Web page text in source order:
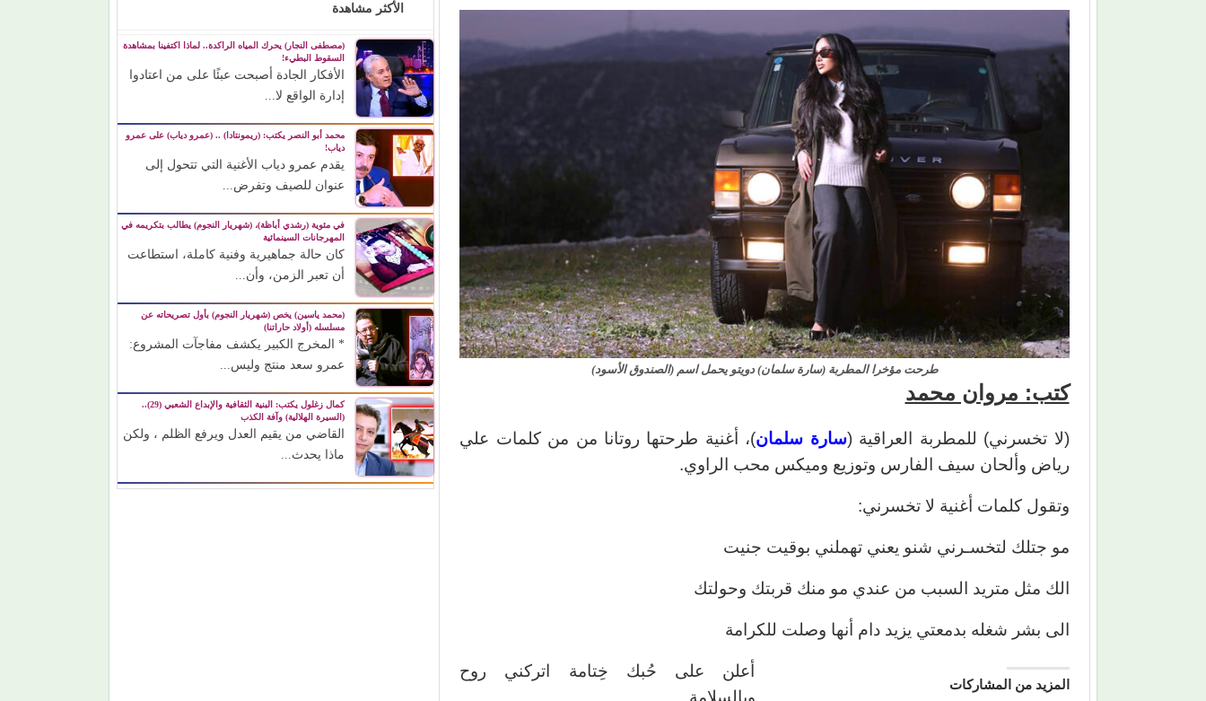
طرحت مؤخرا المطربة (سارة سلمان) دويتو يحمل اسم (الصندوق الأسود)
كتب: مروان محمد
(لا تخسرني) للمطربة العراقية (سارة سلمان)، أغنية طرحتها روتانا من من كلمات علي
رياض وألحان سيف الفارس وتوزيع وميكس محب الراوي.
وتقول كلمات أغنية لا تخسرني:
مو جتلك لتخسـرني شنو يعني تهملني بوقيت جنيت
الك مثل متريد السبب من عندي مو منك قربتك وحولتك
الى بشر شغله بدمعتي يزيد دام أنها وصلت للكرامة
المزيد من المشاركات
أعلن على حُبك خِتامة اتركني روح
وبالسلامة .
الأكثر مشاهدة
(مصطفى النجار) يحرك المياه الراكدة.. لماذا اكتفينا بمشاهدة
السقوط البطيء!
الأفكار الجادة أصبحت عبئًا على من اعتادوا
إدارة الواقع لا...
محمد أبو النصر يكتب: (ريمونتادا) .. (عمرو دياب) على عمرو
دياب!
يقدم عمرو دياب الأغنية التي تتحول إلى
عنوان للصيف وتفرض...
في مئوية (رشدي أباظة)، (شهريار النجوم) يطالب بتكريمه في
المهرجانات السينمائية
كان حالة جماهيرية وفنية كاملة، استطاعت
أن تعبر الزمن، وأن...
(محمد ياسين) يخص (شهريار النجوم) بأول تصريحاته عن
مسلسله (أولاد حاراتنا)
* المخرج الكبير يكشف مفاجآت المشروع:
عمرو سعد منتج وليس...
كمال زغلول يكتب: البنية الثقافية والإبداع الشعبي (29)..
(السيرة الهلالية) وآفة الكذب
القاضي من يقيم العدل ويرفع الظلم ، ولكن
ماذا يحدث...